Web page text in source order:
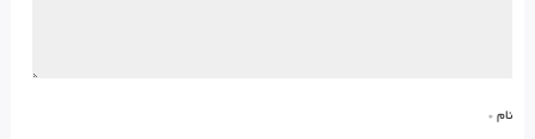
نام *